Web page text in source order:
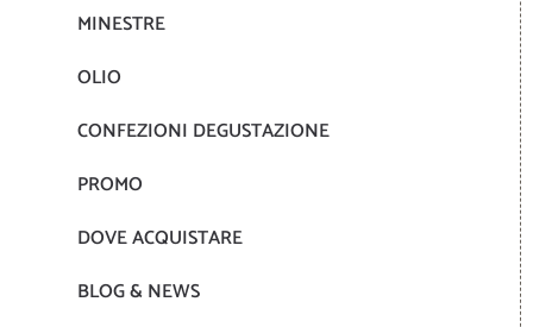
MINESTRE
OLIO
CONFEZIONI DEGUSTAZIONE
PROMO
DOVE ACQUISTARE
BLOG & NEWS